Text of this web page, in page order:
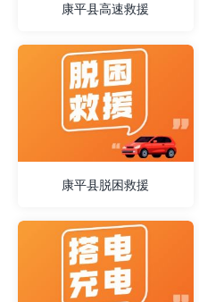
康平县高速救援
康平县脱困救援